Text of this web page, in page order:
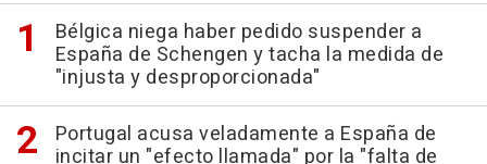
Bélgica niega haber pedido suspender a
España de Schengen y tacha la medida de
"injusta y desproporcionada"
Portugal acusa veladamente a España de
incitar un "efecto llamada" por la "falta de